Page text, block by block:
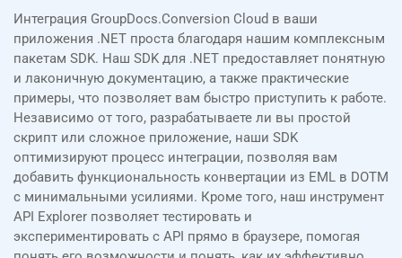
Интеграция GroupDocs.Conversion Cloud в ваши
приложения .NET проста благодаря нашим комплексным
пакетам SDK. Наш SDK для .NET предоставляет понятную
и лаконичную документацию, а также практические
примеры, что позволяет вам быстро приступить к работе.
Независимо от того, разрабатываете ли вы простой
скрипт или сложное приложение, наши SDK
оптимизируют процесс интеграции, позволяя вам
добавить функциональность конвертации из EML в DOTM
с минимальными усилиями. Кроме того, наш инструмент
API Explorer позволяет тестировать и
экспериментировать с API прямо в браузере, помогая